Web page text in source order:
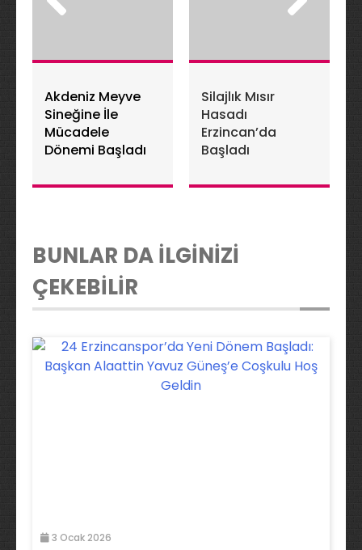
Akdeniz Meyve
Sineğine İle
Mücadele
Dönemi Başladı
Silajlık Mısır
Hasadı
Erzincan’da
Başladı
BUNLAR DA İLGİNİZİ
ÇEKEBİLİR
3 Ocak 2026